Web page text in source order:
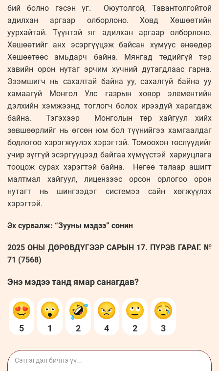
бий болно гэсэн үг. Оюутолгой, Тавантолгойтой
адилхан аргаар олборлоно. Ховд Хөшөөтийн
уурхайтай. Түүнтэй яг адилхан аргаар олборлоно.
Хөшөөтийг анх эсэргүүцэж байсан хүмүүс өнөөдөр
Хөшөөтөөс амьдарч байна. Мянгад төдийгүй тэр
хавийн орон нутаг эрчим хүчний дутагдлаас гарна.
Эзэмшигч нь сахалтай байна уу, сахалгүй байна уу
хамаагүй Монгол Улс газрын ховор элементийн
дэлхийн хэмжээнд тоглогч болох ирээдүй харагдаж
байна. Тэгэхээр Монголын төр хайгуул хийх
зөвшөөрлийг нь өгсөн юм бол түүнийгээ хамгаалдаг
бодлогоо хэрэгжүүлэх хэрэгтэй. Томоохон төслүүдийг
учир зүггүй эсэргүүцээд байгаа хүмүүстэй хариуцлага
тооцож сурах хэрэгтэй байна. Нөгөө талаар ашигт
малтмал хайгуул, лицензээс орсон орлогоо орон
нутагт нь шингээдэг системээ сайн хөгжүүлэх
хэрэгтэй.
Эх сурвалж: “Зууны мэдээ” сонин
2025 ОНЫ ДӨРӨВДҮГЭЭР САРЫН 17. ПҮРЭВ ГАРАГ. №
71 (7568)
Энэ мэдээ танд ямар санагдав?
5 1 2 4 2 3